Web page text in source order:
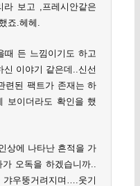
라 보고 ,프레시안같은
죠.헤헤.
때 든 느낌이기도 하고
신 이야기 같은데..신선
련된 팩트가 존재는 하
보이더라도 확인을 했
상에 나타난 흔적을 가
오독을 하겠습니까..
우뚱거려지며….웃기